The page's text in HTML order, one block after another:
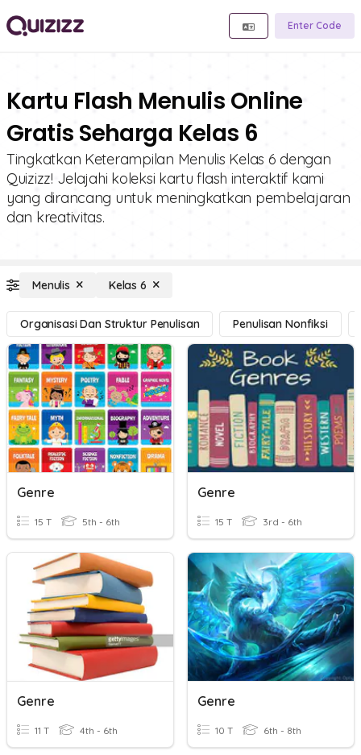
Enter Code
Kartu Flash Menulis Online
Gratis Seharga Kelas 6
Tingkatkan Keterampilan Menulis Kelas 6 dengan
Quizizz! Jelajahi koleksi kartu flash interaktif kami
yang dirancang untuk meningkatkan pembelajaran
dan kreativitas.
Menulis Kelas 6
Organisasi Dan Struktur Penulisan Penulisan Nonfiksi
Genre
15 T 5th - 6th
Genre
15 T 3rd - 6th
Genre
11 T 4th - 6th
Genre
10 T 6th - 8th